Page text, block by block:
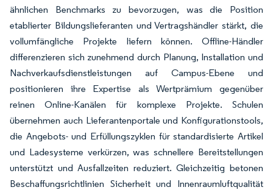
ähnlichen Benchmarks zu bevorzugen, was die Position
etablierter Bildungslieferanten und Vertragshändler stärkt, die
vollumfängliche Projekte liefern können. Offline-Händler
differenzieren sich zunehmend durch Planung, Installation und
Nachverkaufsdienstleistungen auf Campus-Ebene und
positionieren ihre Expertise als Wertprämium gegenüber
reinen Online-Kanälen für komplexe Projekte. Schulen
übernehmen auch Lieferantenportale und Konfigurationstools,
die Angebots- und Erfüllungszyklen für standardisierte Artikel
und Ladesysteme verkürzen, was schnellere Bereitstellungen
unterstützt und Ausfallzeiten reduziert. Gleichzeitig betonen
Beschaffungsrichtlinien Sicherheit und Innenraumluftqualität